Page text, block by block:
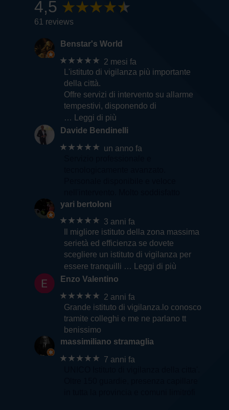
4,5
61 reviews
Benstar's World
★★★★★ 2 mesi fa
L'istituto di vigilanza più importante
della città.
Offre servizi di intervento su allarme
tempestivi, disponendo di
… Leggi di più
Davide Bendinelli
★★★★★ un anno fa
yari bertoloni
★★★★★ 3 anni fa
Il migliore istituto della zona massima
serietà ed efficienza se dovete
scegliere un istituto di vigilanza per
essere tranquilli … Leggi di più
Enzo Valentino
★★★★★ 2 anni fa
Grande istituto di vigilanza.lo conosco
tramite colleghi e me ne parlano tt
benissimo
massimiliano stramaglia
★★★★★ 7 anni fa